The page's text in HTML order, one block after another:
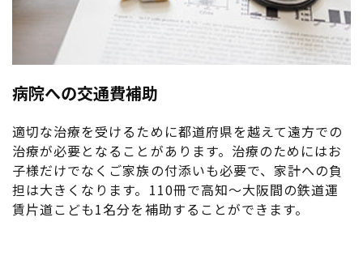
病院への交通費補助
適切な治療を受けるために都道府県を越えて遠方での
治療が必要となることがあります。治療のためにはお
子様だけでなくご家族の付添いも必要で、家計への負
担は大きくなります。110冊で高知～大阪間の鉄道運
賃片道こども1名分を補助することができます。